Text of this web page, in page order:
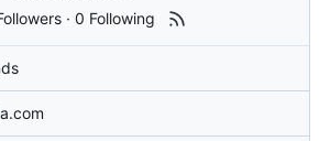
·0 Following